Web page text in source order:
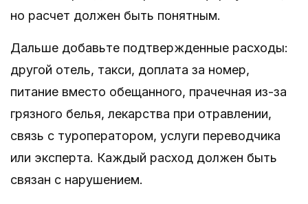
но расчет должен быть понятным.
Дальше добавьте подтвержденные расходы:
другой отель, такси, доплата за номер,
питание вместо обещанного, прачечная из-за
грязного белья, лекарства при отравлении,
связь с туроператором, услуги переводчика
или эксперта. Каждый расход должен быть
связан с нарушением.